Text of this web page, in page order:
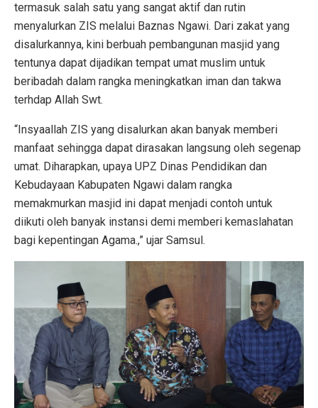
termasuk salah satu yang sangat aktif dan rutin
menyalurkan ZIS melalui Baznas Ngawi. Dari zakat yang
disalurkannya, kini berbuah pembangunan masjid yang
tentunya dapat dijadikan tempat umat muslim untuk
beribadah dalam rangka meningkatkan iman dan takwa
terhdap Allah Swt.
“Insyaallah ZIS yang disalurkan akan banyak memberi
manfaat sehingga dapat dirasakan langsung oleh segenap
umat. Diharapkan, upaya UPZ Dinas Pendidikan dan
Kebudayaan Kabupaten Ngawi dalam rangka
memakmurkan masjid ini dapat menjadi contoh untuk
diikuti oleh banyak instansi demi memberi kemaslahatan
bagi kepentingan Agama.,” ujar Samsul.